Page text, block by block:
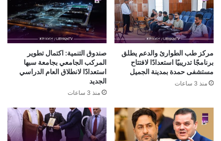
مركز طب الطوارئ والدعم يطلق
برنامجًا تدريبيًا استعدادًا لافتتاح
مستشفى حمدة بمدينة الجميل
منذ 3 ساعات
صندوق التنمية: اكتمال تطوير
المركب الجامعي بجامعة سبها
استعدادًا لانطلاق العام الدراسي
الجديد
منذ 3 ساعات